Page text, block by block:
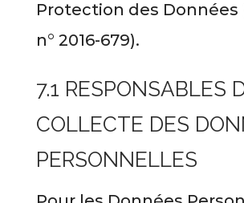
Protection des Données
n° 2016-679).
7.1 RESPONSABLES
COLLECTE DES
PERSONNELLES